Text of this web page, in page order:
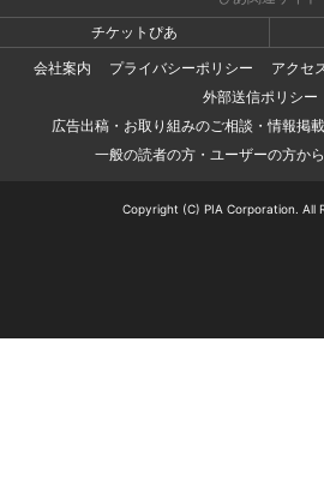
チケットぴあ
会社案内
プライバシーポリシー
アクセ
外部送信ポリシー
広告出稿・お取り組みのご相談・情報掲
一般の読者の方・ユーザーの方か
Copyright (C) PIA Corporation. All